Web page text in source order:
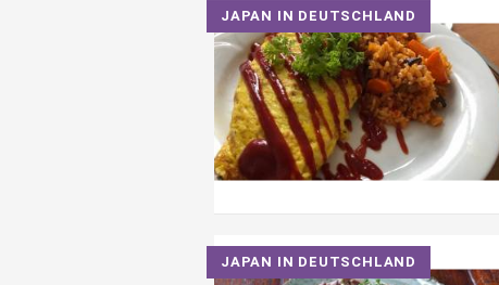
JAPAN IN DEUTSCHLAND
JAPAN IN DEUTSCHLAND